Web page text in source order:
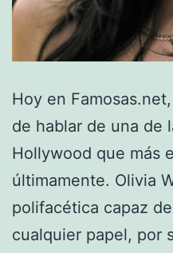
Hoy en
de hablar de una de
Hollywood que más
últimamente. Olivia
polifacética capaz
cualquier papel, por